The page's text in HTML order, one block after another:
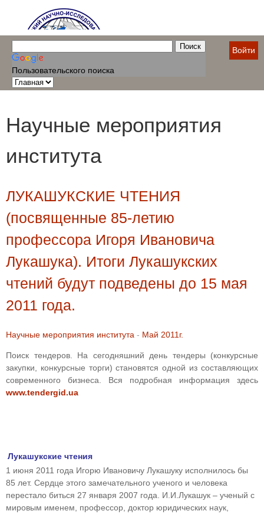
Пользовательского поиска
Войти
Научные мероприятия
института
ЛУКАШУКСКИЕ ЧТЕНИЯ
(посвященные 85-летию
профессора Игоря Ивановича
Лукашука). Итоги Лукашукских
чтений будут подведены до 15 мая
2011 года.
Научные мероприятия института - Май 2011г.
Поиск тендеров. На сегодняшний день тендеры (конкурсные
закупки, конкурсные торги) становятся одной из составляющих
современного бизнеса. Вся подробная информация здесь
www.tendergid.ua
Лукашукские чтения
1 июня 2011 года Игорю Ивановичу Лукашуку исполнилось бы
85 лет. Сердце этого замечательного ученого и человека
перестало биться 27 января 2007 года. И.И.Лукашук – ученый с
мировым именем, профессор, доктор юридических наук,